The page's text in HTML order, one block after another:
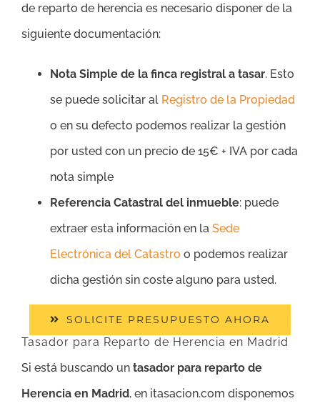
de reparto de herencia es necesario disponer de la
siguiente documentación:
Nota Simple de la finca registral a tasar. Esto
se puede solicitar al Registro de la Propiedad
o en su defecto podemos realizar la gestión
por usted con un precio de 15€ + IVA por cada
nota simple
Referencia Catastral del inmueble: puede
extraer esta información en la Sede
Electrónica del Catastro o podemos realizar
dicha gestión sin coste alguno para usted.
SOLICITE PRESUPUESTO AHORA
Tasador para Reparto de Herencia en Madrid
Si está buscando un tasador para reparto de
Herencia en Madrid, en itasacion.com disponemos